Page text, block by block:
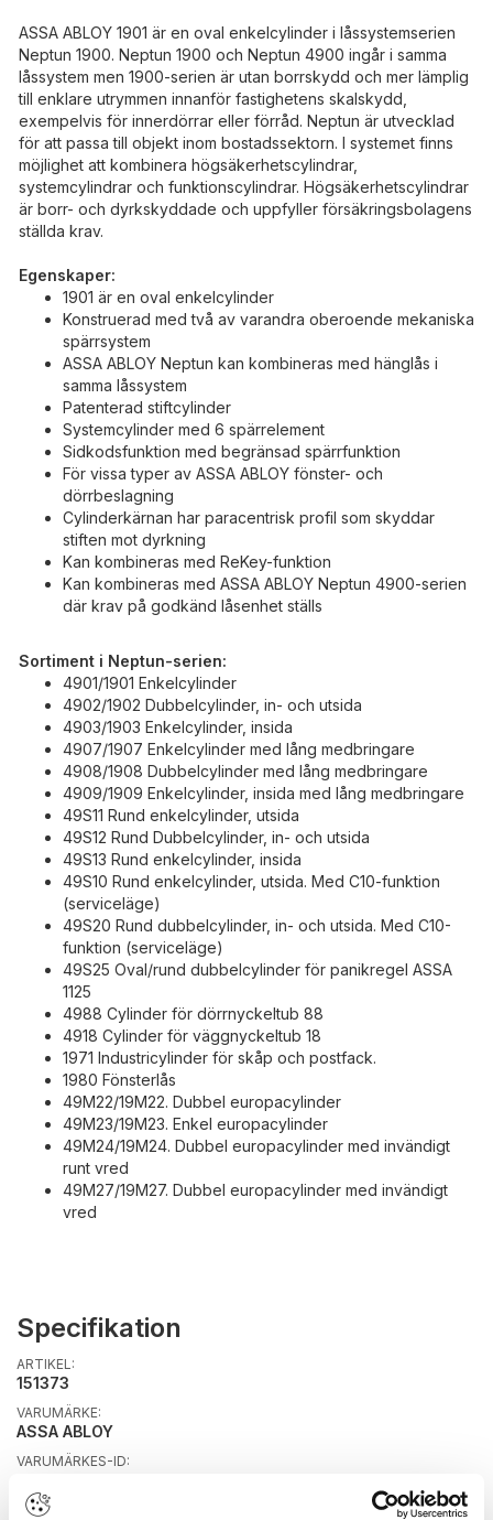
ASSA ABLOY 1901 är en oval enkelcylinder i låssystemserien
Neptun 1900. Neptun 1900 och Neptun 4900 ingår i samma
låssystem men 1900-serien är utan borrskydd och mer lämplig
till enklare utrymmen innanför fastighetens skalskydd,
exempelvis för innerdörrar eller förråd. Neptun är utvecklad
för att passa till objekt inom bostadssektorn. I systemet finns
möjlighet att kombinera högsäkerhetscylindrar,
systemcylindrar och funktionscylindrar. Högsäkerhetscylindrar
är borr- och dyrkskyddade och uppfyller försäkringsbolagens
ställda krav.
Egenskaper:
1901 är en oval enkelcylinder
Konstruerad med två av varandra oberoende mekaniska
spärrsystem
ASSA ABLOY Neptun kan kombineras med hänglås i
samma låssystem
Patenterad stiftcylinder
Systemcylinder med 6 spärrelement
Sidkodsfunktion med begränsad spärrfunktion
För vissa typer av ASSA ABLOY fönster- och
dörrbeslagning
Cylinderkärnan har paracentrisk profil som skyddar
stiften mot dyrkning
Kan kombineras med ReKey-funktion
Kan kombineras med ASSA ABLOY Neptun 4900-serien
där krav på godkänd låsenhet ställs
Sortiment i Neptun-serien:
4901/1901 Enkelcylinder
4902/1902 Dubbelcylinder, in- och utsida
4903/1903 Enkelcylinder, insida
4907/1907 Enkelcylinder med lång medbringare
4908/1908 Dubbelcylinder med lång medbringare
4909/1909 Enkelcylinder, insida med lång medbringare
49S11 Rund enkelcylinder, utsida
49S12 Rund Dubbelcylinder, in- och utsida
49S13 Rund enkelcylinder, insida
49S10 Rund enkelcylinder, utsida. Med C10-funktion
(serviceläge)
49S20 Rund dubbelcylinder, in- och utsida. Med C10-
funktion (serviceläge)
49S25 Oval/rund dubbelcylinder för panikregel ASSA
1125
4988 Cylinder för dörrnyckeltub 88
4918 Cylinder för väggnyckeltub 18
1971 Industricylinder för skåp och postfack.
1980 Fönsterlås
49M22/19M22. Dubbel europacylinder
49M23/19M23. Enkel europacylinder
49M24/19M24. Dubbel europacylinder med invändigt
runt vred
49M27/19M27. Dubbel europacylinder med invändigt
vred
Specifikation
ARTIKEL:
151373
VARUMÄRKE:
ASSA ABLOY
VARUMÄRKES-ID: